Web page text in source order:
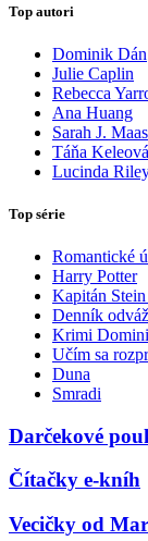
Top autori
Dominik Dán
Julie Caplin
Rebecca
Ana Huang
Sarah J. Maas
Táňa
Lucinda
Top série
Romantické
Harry Potter
Kapitán
Denník
Krimi
Učím sa
Duna
Smradi
Darčekové
Čítačky e-kníh
Vecičky od